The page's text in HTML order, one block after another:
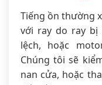
Tiếng ồn thường
với ray do ray bị
lệch, hoặc
Chúng tôi sẽ
nan cửa, hoặc